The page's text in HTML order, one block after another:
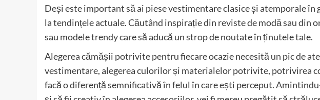
Deși este important să ai piese vestimentare clasice și atemporale în
la tendințele actuale. Căutând inspirație din reviste de modă sau din
sau modele trendy care să aducă un strop de noutate în ținutele tale.
Alegerea cămășii potrivite pentru fiecare ocazie necesită un pic de
vestimentare, alegerea culorilor și materialelor potrivite, potrivirea
facă o diferență semnificativă în felul în care ești perceput.